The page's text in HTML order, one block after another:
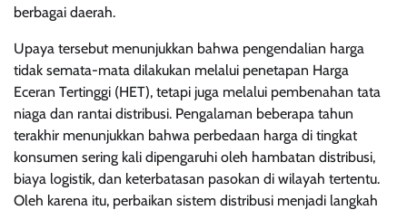
berbagai daerah.
Upaya tersebut menunjukkan bahwa pengendalian harga
tidak semata-mata dilakukan melalui penetapan Harga
Eceran Tertinggi (HET), tetapi juga melalui pembenahan tata
niaga dan rantai distribusi. Pengalaman beberapa tahun
terakhir menunjukkan bahwa perbedaan harga di tingkat
konsumen sering kali dipengaruhi oleh hambatan distribusi,
biaya logistik, dan keterbatasan pasokan di wilayah tertentu.
Oleh karena itu, perbaikan sistem distribusi menjadi langkah